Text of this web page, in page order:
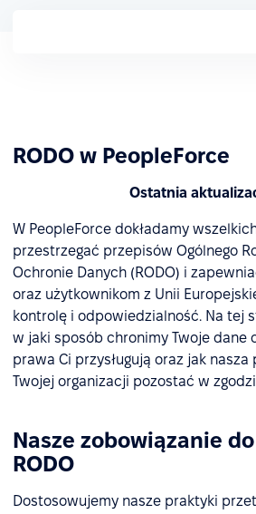
RODO w PeopleForce
Ostatnia
W PeopleForce dokładamy
przestrzegać przepisów Ogólnego
Ochronie Danych (RODO) i
oraz użytkownikom z Unii
kontrolę i odpowiedzialność. Na tej
w jaki sposób chronimy Twoje dane
prawa Ci przysługują oraz jak
Twojej organizacji pozostać w
Nasze zobowiązanie
RODO
Dostosowujemy nasze praktyki